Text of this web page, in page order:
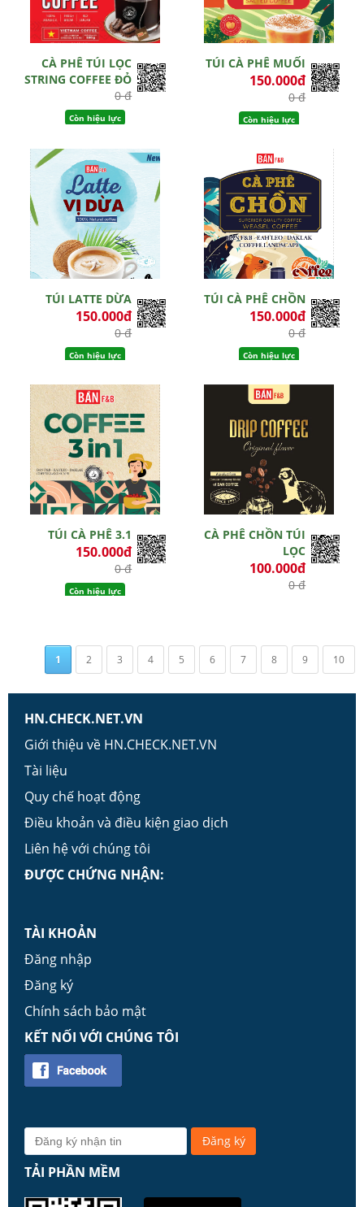
CÀ PHÊ TÚI LỌC
STRING COFFEE ĐỎ
0 đ
Còn hiệu lực
TÚI CÀ PHÊ MUỐI
150.000đ
0 đ
Còn hiệu lực
TÚI LATTE DỪA
150.000đ
0 đ
Còn hiệu lực
TÚI CÀ PHÊ CHỒN
150.000đ
0 đ
Còn hiệu lực
TÚI CÀ PHÊ 3.1
150.000đ
0 đ
Còn hiệu lực
CÀ PHÊ CHỒN TÚI
LỌC
100.000đ
0 đ
1 2 3 4 5 6 7 8 9 10
HN.CHECK.NET.VN
Giới thiệu về HN.CHECK.NET.VN
Tài liệu
Quy chế hoạt động
Điều khoản và điều kiện giao dịch
Liên hệ với chúng tôi
ĐƯỢC CHỨNG NHẬN:
TÀI KHOẢN
Đăng nhập
Đăng ký
Chính sách bảo mật
KẾT NỐI VỚI CHÚNG TÔI
TẢI PHẦN MỀM